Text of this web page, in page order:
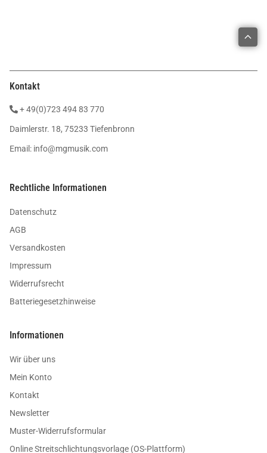
Kontakt
+ 49(0)723 494 83 770
Daimlerstr. 18, 75233 Tiefenbronn
Email: info@mgmusik.com
Rechtliche Informationen
Datenschutz
AGB
Versandkosten
Impressum
Widerrufsrecht
Batteriegesetzhinweise
Informationen
Wir über uns
Mein Konto
Kontakt
Newsletter
Muster-Widerrufsformular
Online Streitschlichtungsvorlage (OS-Plattform)